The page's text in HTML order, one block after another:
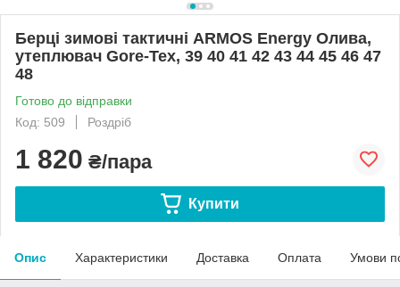
Берці зимові тактичні ARMOS Energy Олива,
утеплювач Gore-Tex, 39 40 41 42 43 44 45 46 47
48
Готово до відправки
Код: 509
Роздріб
1 820 ₴/пара
Купити
Опис Характеристики Доставка Оплата Умови